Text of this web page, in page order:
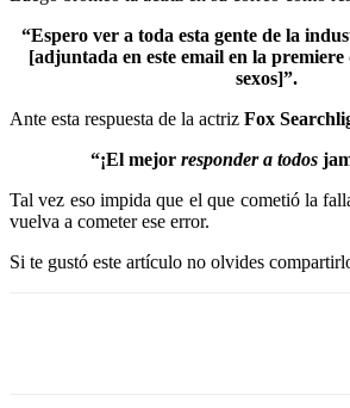
“Espero ver a toda esta gente de la
[adjuntada en este email en la
sexos]”.
Ante esta respuesta de la actriz Fox
“¡El mejor responder a todos
Tal vez eso impida que el que cometió la
vuelva a cometer ese error.
Si te gustó este artículo no olvides